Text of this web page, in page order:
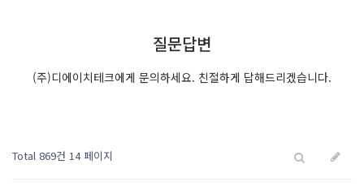
질문답변
(주)디에이치테크에게 문의하세요. 친절하게 답해드리겠습니다.
Total 869건 14 페이지